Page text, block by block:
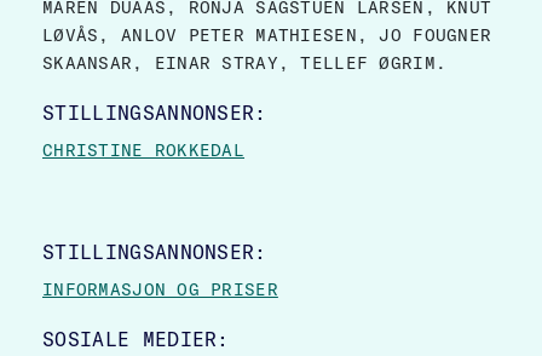
MAREN DUAAS, RONJA SAGSTUEN LARSEN, KNUT
LØVÅS, ANLOV PETER MATHIESEN, JO FOUGNER
SKAANSAR, EINAR STRAY, TELLEF ØGRIM.
STILLINGSANNONSER:
CHRISTINE ROKKEDAL
STILLINGSANNONSER:
INFORMASJON OG PRISER
SOSIALE MEDIER: